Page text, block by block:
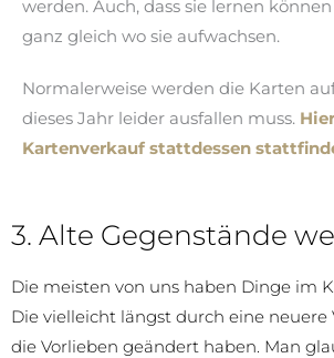
werden. Auch, dass sie lernen
ganz gleich wo sie aufwachsen.
Normalerweise werden die Karten
dieses Jahr leider ausfallen muss.
Kartenverkauf stattdessen
3. Alte Gegenstände
Die meisten von uns haben Dinge im
Die vielleicht längst durch eine
die Vorlieben geändert haben. Man